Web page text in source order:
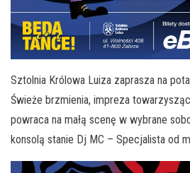
Sztolnia Królowa Luiza zaprasza na
Świeże brzmienia, impreza
powraca na małą scenę w wybrane
konsolą stanie Dj MC – Specjalista od